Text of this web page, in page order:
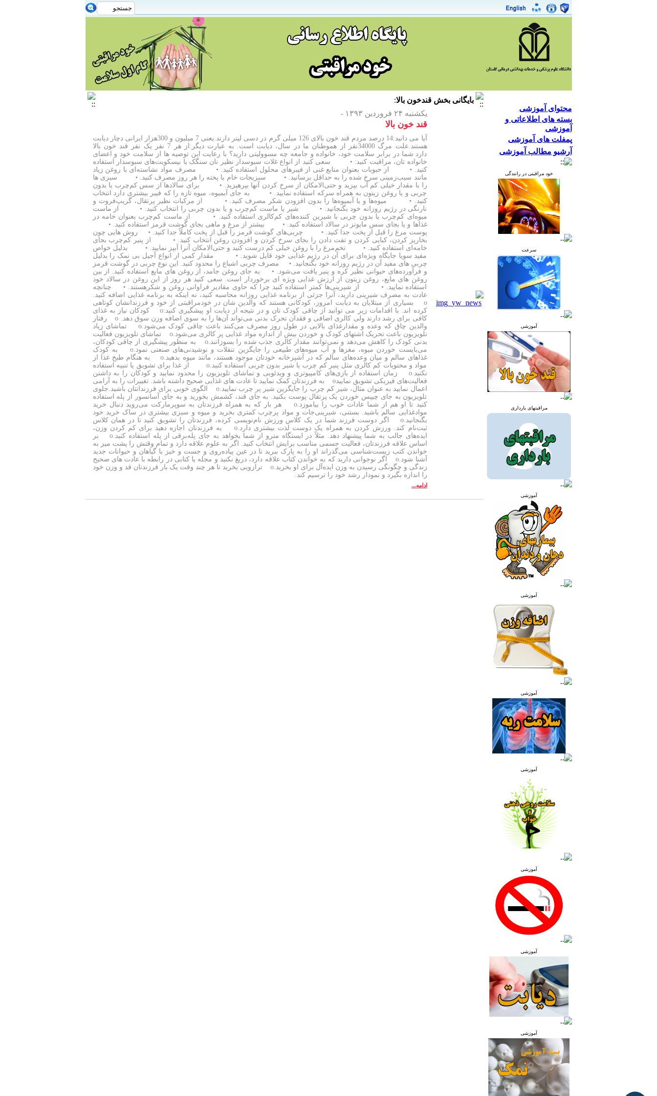
محتوای آموزشی
بسته های اطلاعاتی و
آموزشی
پمفلت های آموزشی
آرشیو مطالب آموزشی
خود مراقبتی در رانندگی
سرعت
آموزشی
مراقبتهای بارداری
آموزشی
آموزشی
آموزشی
آموزشی
آموزشی
آموزشی
آموزشی
بایگانی بخشقندخون بالا:
یکشنبه ۲۴ فروردین ۱۳۹۳ -
قند خون بالا
آیا می دانید:14 درصد مردم قند خون بالای 126 میلی گرم در دسی لیتر دارند.یعنی 7 میلیون و 300هزار ایرانی دچار دیابت
هستند.علت مرگ 34000نفر از هموطنان ما در سال، دیابت است. به عبارت دیگر:از هر 7 نفر یک نفر قند خون بالا
دارد شما در برابر سلامت خود، خانواده و جامعه چه مسوولیتی دارید؟ با رعایت این توصیه ها از سلامت خود و اعضای
خانواده تان، مراقبت کنید: • سعی کنید از انواع غلات سبوسدار نظیر نان سنگک یا بیسکویت‌های سبوسدار استفاده
کنید. • از حبوبات بعنوان منابع غنی از فیبرهای محلول استفاده کنید. • مصرف مواد نشاسته‌ای با روغن زیاد
مانند سیب‌زمینی سرخ شده را به حداقل برسانید. • سبزیجات خام یا پخته را هر روز مصرف کنید. • سبزی ها
را با مقدار خیلی کم آب بپزید و حتی‌الامکان از سرخ کردن آنها بپرهیزید. • برای سالادها از سس کم‌چرب یا بدون
چربی و یا روغن زیتون به همراه سرکه استفاده نمایید. • به جای آبمیوه، میوه تازه را که فیبر بیشتری دارد انتخاب
کنید. • میوه‌ها و یا آبمیوه‌ها را بدون افزودن شکر مصرف کنید. • از مرکبات نظیر پرتقال، گریپ‌فروت و
نارنگی در رژیم روزانه خود بگنجانید. • شیر یا ماست کم‌چرب و یا بدون چربی را انتخاب کنید. • از ماست
میوه‌ای کم‌چرب یا بدون چربی با شیرین کننده‌های کم‌کالری استفاده کنید. • از ماست کم‌چرب بعنوان خامه در
غذاها و یا بجای سس مایونز در سالاد استفاده کنید. • بیشتر از مرغ و ماهی بجای گوشت قرمز استفاده کنید. •
پوست مرغ را قبل از پخت جدا کنید. • چربی‌های گوشت قرمز را قبل از پخت کاملاً جدا کنید. • روش هایی چون
بخارپز کردن، کبایی کردن و تفت دادن را بجای سرخ کردن و افزودن روغن انتخاب کنید. • از پنیر کم‌‌چرب بجای
خامه‌ای استفاده کنید. • تخم‌مرغ را با روغن خیلی کم درست کنید و حتی‌الامکان آنرا آبپز نمایید. • بدلیل خواص
مفید سویا جایگاه ویژه‌ای برای آن در رژیم غذایی خود قایل شوید. • مقدار کمی از انواع آجیل بی نمک را بدلیل
چربی های مفید آن در رژیم روزانه خود بگنجانید. • مصرف چربی اشباع را محدود کنید. این نوع چربی در گوشت قرمز
و فرآورده‌های حیوانی نظیر کره و پنیر یافت می‌شود. • به جای روغن جامد، از روغن های مایع استفاده کنید. از بین
روغن های مایع، روغن زیتون از ارزش غذایی ویژه ای برخوردار است. سعی کنید هر روز از این روغن در سالاد خود
استفاده نمایید. • از شیرینی‌ها کمتر استفاده کنید چرا که حاوی مقادیر فراوانی روغن و شکرهستند. • چنانچه
عادت به مصرف شیرینی دارید، آنرا جزئی از برنامه غذایی روزانه محاسبه کنید، نه اینکه به برنامه غذایی اضافه کنید.
o بسیاری از مبتلایان به دیابت امروز، کودکانی هستند که والدین شان در خودمراقبتی از خود و فرزندانشان کوتاهی
کرده اند. با اقدامات زیر می توانید از چاقی کودک تان و در نتیجه از دیابت او پیشگیری کنید:o کودکان نیاز به غذای
کافی برای رشد دارند ولی کالری اضافی و فقدان تحرک بدنی می‌تواند آن‌ها را به سوی اضافه وزن سوق دهد. o رفتار
والدین چاق که وعده و مقدارغذای بالایی در طول روز مصرف می‌کنند باعث چاقی کودک می‌شود.o تماشای زیاد
تلویزیون باعث تحریک اشتهای کودک و خوردن بیش از اندازه مواد غذایی پر کالری می‌شود.o تماشای تلویزیون فعالیت
بدنی کودک را کاهش می‌دهد و نمی‌توانند مقدار کالری جذب شده را بسوزانند.o به منظور پیشگیری از چاقی کودکان،
می‌بایست خوردن میوه، مغزها و آب میوه‌های طبیعی را جایگزین تنقلات و نوشیدنی‌های صنعتی نمود.o به کودک
غذاهای سالم و میان وعده‌های سالم که در آشپزخانه خودتان موجود هستند، مانند میوه بدهید.o به هنگام طبخ غذا از
مواد و محتویات کم کالری مثل پنیر کم چرب یا شیر بدون چربی استفاده کنید.o از غذا برای تشویق یا تنبیه استفاده
نکنید.o زمان استفاده از بازی‌های کامپیوتری و ویدئویی و تماشای تلویزیون را محدود نمایید و کودکان را به داشتن
فعالیت‌های فیزیکی تشویق نماییدo به فرزندتان کمک نمایید تا عادت های غذایی صحیح داشته باشد. تغییرات را به آرامی
اعمال نمایید به عنوان مثال، شیر کم چرب را جایگزین شیر پر چرب نمایید.o الگوی خوبی برای فرزندانتان باشید.جلوی
تلویزیون به جای چیپس خوردن یک پرتقال پوست بکنید. به جای قند، کشمش بخورید و به جای آسانسور از پله استفاده
کنید تا او هم از شما عادات خوب را بیاموزد.o هر بار که به همراه فرزندتان به سوپرمارکت می‌روید دنبال خرید
موادغذایی سالم باشید. بستنی، شیرینی‌جات و مواد پرچرب کمتری بخرید و میوه و سبزی بیشتری در ساک خرید خود
بگنجانید.o اگر دوست فرزند شما در یک کلاس ورزش نام‌نویسی کرده، فرزندتان را تشویق کنید تا در همان کلاس
ثبت‌نام کند. ورزش کردن به همراه یک دوست لذت بیشتری دارد.o به فرزندتان اجازه دهید برای کم کردن وزن،
ایده‌های جالب به شما پیشنهاد دهد. مثلاً در ایستگاه مترو از شما بخواهد به جای پله‌برقی از پله استفاده کنید.o بر
اساس علاقه فرزندتان، فعالیت جسمی مناسب برایش انتخاب کنید. اگر به علوم علاقه دارد و تمام وقتش را پشت میز به
خواندن کتب زیست‌شناسی می‌گذراند او را به پارک ببرید تا در عین پیاده‌روی و جست و خیز با گیاهان و حیوانات جدید
آشنا شود.o اگر نوجوانی دارید که به خواندن کتاب علاقه دارد، دریغ نکنید و مجله یا کتابی در رابطه با عادت های صحیح
زندگی و چگونگی رسیدن به وزن ایده‌آل برای او بخرید.o ترازویی بخرید تا هر چند وقت یک بار فرزندتان قد و وزن خود
را اندازه بگیرد و نمودار رشد خود را ترسیم کند.
ادامه...